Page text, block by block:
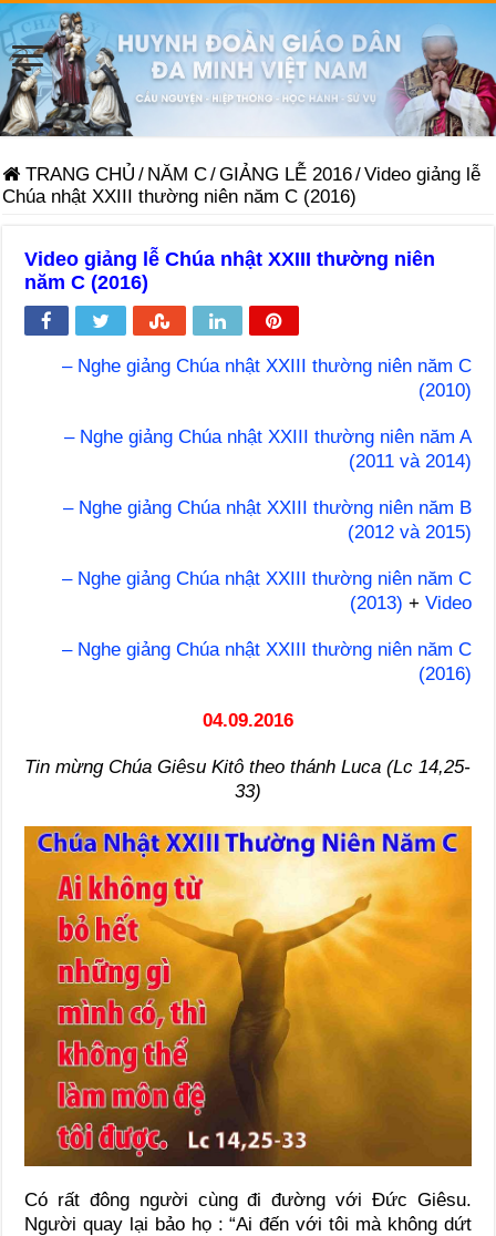
TRANG CHỦ / NĂM C/GIẢNG LỄ 2016/Video giảng lễ
Chúa nhật XXIII thường niên năm C (2016)
Video giảng lễ Chúa nhật XXIII thường niên
năm C (2016)
– Nghe giảng Chúa nhật XXIII thường niên năm C
(2010)
– Nghe giảng Chúa nhật XXIII thường niên năm A
(2011 và 2014)
– Nghe giảng Chúa nhật XXIII thường niên năm B
(2012 và 2015)
– Nghe giảng Chúa nhật XXIII thường niên năm C
(2013) + Video
– Nghe giảng Chúa nhật XXIII thường niên năm C
(2016)
04.09.2016
Tin mừng Chúa Giêsu Kitô theo thánh Luca (Lc 14,25-
33)
Có rất đông người cùng đi đường với Đức Giêsu.
Người quay lại bảo họ : “Ai đến với tôi mà không dứt